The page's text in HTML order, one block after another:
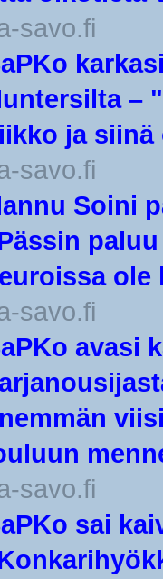
savo.fi
–
ja
savo.fi
Soini
ole
savo.fi
avasi
savo.fi
sai